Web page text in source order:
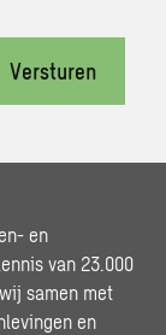
Versturen
en
van 23.000
samen met
en